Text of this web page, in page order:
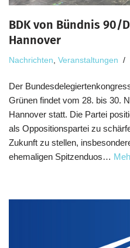
BDK von Bündnis 90/
Hannover
Nachrichten Veranstaltungen
Der
Grünen findet vom 28. bis 30.
Hannover statt. Die Partei
als Oppositionspartei zu
Zukunft zu stellen,
ehemaligen Spitzenduos…